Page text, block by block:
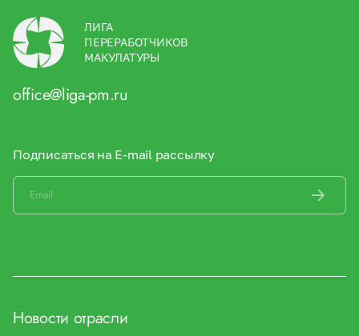
ЛИГА
ПЕРЕРАБОТЧИКОВ
МАКУЛАТУРЫ
office@liga-pm.ru
Подписаться на E-mail рассылку
Новости отрасли